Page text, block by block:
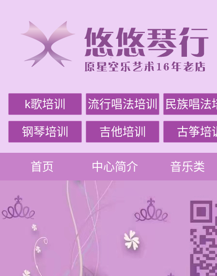
k歌培训 流行唱法培训 民族唱法
钢琴培训 吉他培训 古筝培
首页 中心简介 音乐类